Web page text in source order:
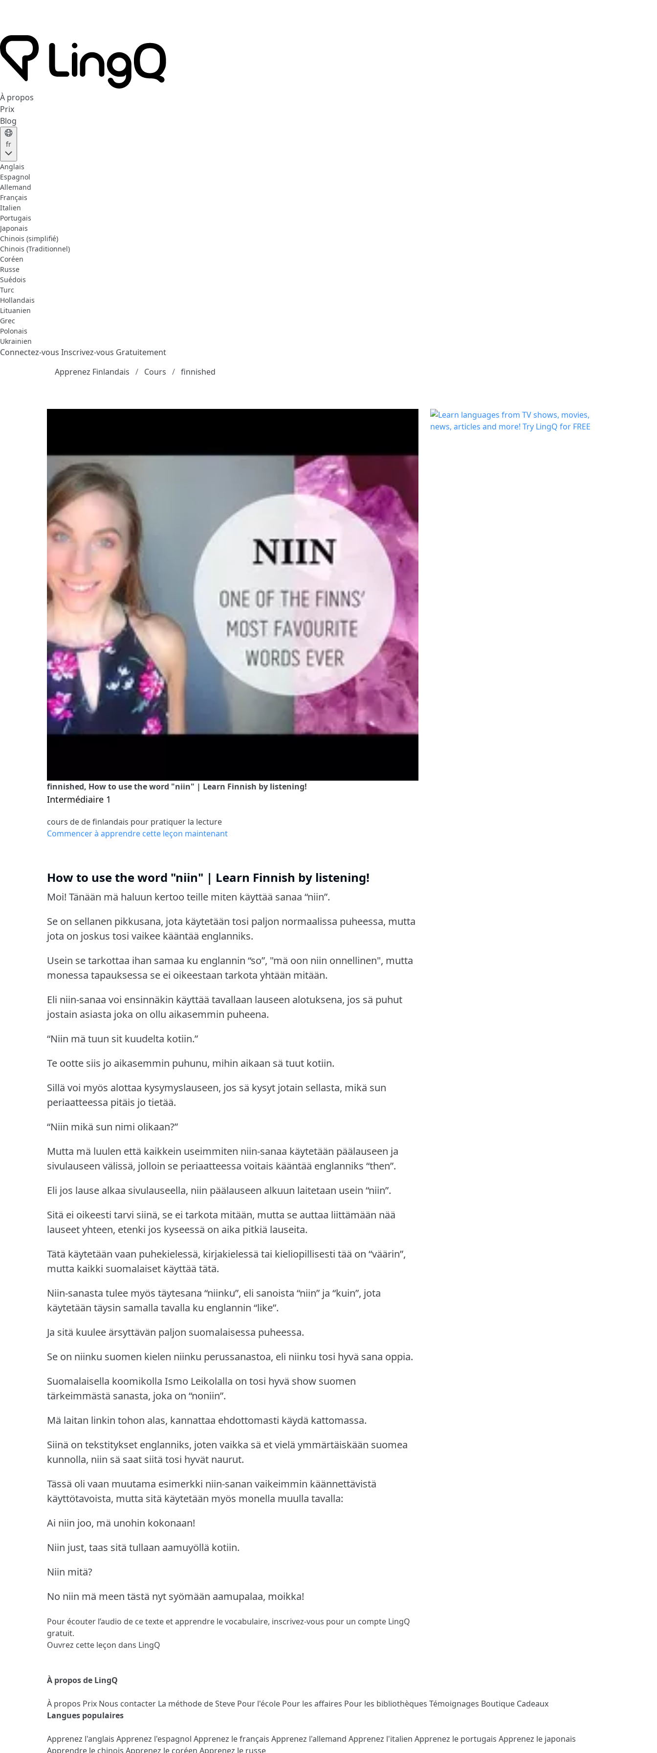
À propos
Prix
Blog
fr
Anglais
Espagnol
Allemand
Français
Italien
Portugais
Japonais
Chinois (simplifié)
Chinois (Traditionnel)
Coréen
Russe
Suédois
Turc
Hollandais
Lituanien
Grec
Polonais
Ukrainien
Connectez-vous Inscrivez-vous Gratuitement
Apprenez Finlandais
Cours finnished
finnished, How to use the word "niin" | Learn Finnish by listening!
Intermédiaire 1
cours de de finlandais pour pratiquer la lecture
Commencer à apprendre cette leçon maintenant
How to use the word "niin" | Learn Finnish by listening!
Moi! Tänään mä haluun kertoo teille miten käyttää sanaa “niin”.
Se on sellanen pikkusana, jota käytetään tosi paljon normaalissa puheessa, mutta
jota on joskus tosi vaikee kääntää englanniks.
Usein se tarkottaa ihan samaa ku englannin “so”, "mä oon niin onnellinen", mutta
monessa tapauksessa se ei oikeestaan tarkota yhtään mitään.
Eli niin-sanaa voi ensinnäkin käyttää tavallaan lauseen alotuksena, jos sä puhut
jostain asiasta joka on ollu aikasemmin puheena.
“Niin mä tuun sit kuudelta kotiin.”
Te ootte siis jo aikasemmin puhunu, mihin aikaan sä tuut kotiin.
Sillä voi myös alottaa kysymyslauseen, jos sä kysyt jotain sellasta, mikä sun
periaatteessa pitäis jo tietää.
“Niin mikä sun nimi olikaan?”
Mutta mä luulen että kaikkein useimmiten niin-sanaa käytetään päälauseen ja
sivulauseen välissä, jolloin se periaatteessa voitais kääntää englanniks “then”.
Eli jos lause alkaa sivulauseella, niin päälauseen alkuun laitetaan usein “niin”.
Sitä ei oikeesti tarvi siinä, se ei tarkota mitään, mutta se auttaa liittämään nää
lauseet yhteen, etenki jos kyseessä on aika pitkiä lauseita.
Tätä käytetään vaan puhekielessä, kirjakielessä tai kieliopillisesti tää on “väärin”,
mutta kaikki suomalaiset käyttää tätä.
Niin-sanasta tulee myös täytesana “niinku”, eli sanoista “niin” ja “kuin”, jota
käytetään täysin samalla tavalla ku englannin “like”.
Ja sitä kuulee ärsyttävän paljon suomalaisessa puheessa.
Se on niinku suomen kielen niinku perussanastoa, eli niinku tosi hyvä sana oppia.
Suomalaisella koomikolla Ismo Leikolalla on tosi hyvä show suomen
tärkeimmästä sanasta, joka on “noniin”.
Mä laitan linkin tohon alas, kannattaa ehdottomasti käydä kattomassa.
Siinä on tekstitykset englanniks, joten vaikka sä et vielä ymmärtäiskään suomea
kunnolla, niin sä saat siitä tosi hyvät naurut.
Tässä oli vaan muutama esimerkki niin-sanan vaikeimmin käännettävistä
käyttötavoista, mutta sitä käytetään myös monella muulla tavalla:
Ai niin joo, mä unohin kokonaan!
Niin just, taas sitä tullaan aamuyöllä kotiin.
Niin mitä?
No niin mä meen tästä nyt syömään aamupalaa, moikka!
Pour écouter l’audio de ce texte et apprendre le vocabulaire, inscrivez-vous pour un compte LingQ
gratuit.
Ouvrez cette leçon dans LingQ
À propos de LingQ
À propos Prix Nous contacter La méthode de Steve Pour l'école Pour les affaires Pour les bibliothèques Témoignages Boutique Cadeaux
Langues populaires
Apprenez l'anglais Apprenez l'espagnol Apprenez le français Apprenez l'allemand Apprenez l'italien Apprenez le portugais Apprenez le japonais
Apprendre le chinois Apprenez le coréen Apprenez le russe